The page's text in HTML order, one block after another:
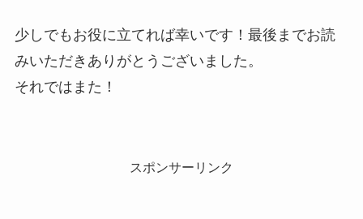
少しでもお役に立てれば幸いです！最後までお読
みいただきありがとうございました。
それではまた！
スポンサーリンク